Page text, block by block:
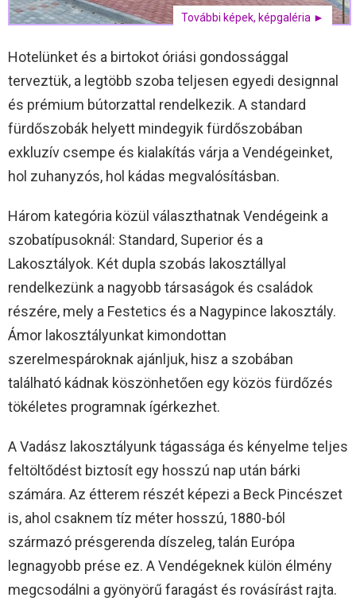
További képek, képgaléria ►
Hotelünket és a birtokot óriási gondossággal
terveztük, a legtöbb szoba teljesen egyedi designnal
és prémium bútorzattal rendelkezik. A standard
fürdőszobák helyett mindegyik fürdőszobában
exkluzív csempe és kialakítás várja a Vendégeinket,
hol zuhanyzós, hol kádas megvalósításban.
Három kategória közül választhatnak Vendégeink a
szobatípusoknál: Standard, Superior és a
Lakosztályok. Két dupla szobás lakosztállyal
rendelkezünk a nagyobb társaságok és családok
részére, mely a Festetics és a Nagypince lakosztály.
Ámor lakosztályunkat kimondottan
szerelmespároknak ajánljuk, hisz a szobában
található kádnak köszönhetően egy közös fürdőzés
tökéletes programnak ígérkezhet.
A Vadász lakosztályunk tágassága és kényelme teljes
feltöltődést biztosít egy hosszú nap után bárki
számára. Az étterem részét képezi a Beck Pincészet
is, ahol csaknem tíz méter hosszú, 1880-ból
származó présgerenda díszeleg, talán Európa
legnagyobb prése ez. A Vendégeknek külön élmény
megcsodálni a gyönyörű faragást és rovásírást rajta.